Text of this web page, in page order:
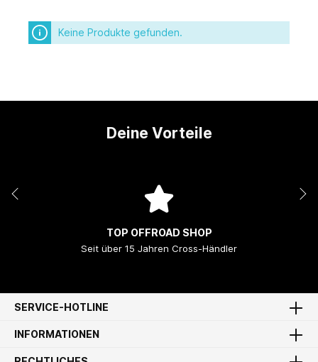
Keine Produkte gefunden.
Deine Vorteile
TOP OFFROAD SHOP
Seit über 15 Jahren Cross-Händler
SERVICE-HOTLINE
INFORMATIONEN